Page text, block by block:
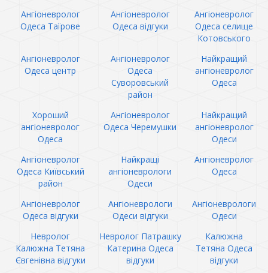
Ангіоневролог
Одеса Таїрове
Ангіоневролог
Одеса відгуки
Ангіоневролог
Одеса селище
Котовського
Ангіоневролог
Одеса центр
Ангіоневролог
Одеса
Суворовський
район
Найкращий
ангіоневролог
Одеса
Хороший
ангіоневролог
Одеса
Ангіоневролог
Одеса Черемушки
Найкращий
ангіоневролог
Одеси
Ангіоневролог
Одеса Київський
район
Найкращі
ангіоневрологи
Одеси
Ангіоневролог
Одеса
Ангіоневролог
Одеса відгуки
Ангіоневрологи
Одеси відгуки
Ангіоневрологи
Одеси
Невролог
Калюжна Тетяна
Євгенівна відгуки
Невролог Патрашку
Катерина Одеса
відгуки
Калюжна
Тетяна Одеса
відгуки